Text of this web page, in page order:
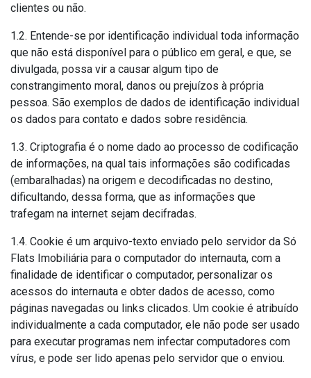
clientes ou não.
1.2. Entende-se por identificação individual toda informação
que não está disponível para o público em geral, e que, se
divulgada, possa vir a causar algum tipo de
constrangimento moral, danos ou prejuízos à própria
pessoa. São exemplos de dados de identificação individual
os dados para contato e dados sobre residência.
1.3. Criptografia é o nome dado ao processo de codificação
de informações, na qual tais informações são codificadas
(embaralhadas) na origem e decodificadas no destino,
dificultando, dessa forma, que as informações que
trafegam na internet sejam decifradas.
1.4. Cookie é um arquivo-texto enviado pelo servidor da Só
Flats Imobiliária para o computador do internauta, com a
finalidade de identificar o computador, personalizar os
acessos do internauta e obter dados de acesso, como
páginas navegadas ou links clicados. Um cookie é atribuído
individualmente a cada computador, ele não pode ser usado
para executar programas nem infectar computadores com
vírus, e pode ser lido apenas pelo servidor que o enviou.